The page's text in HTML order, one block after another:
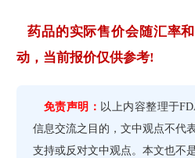
药品的实际售价会随汇率
动，当前报价仅供参考!
免责声明： 以上内容整理于
信息交流之目的，文中观点不代
支持或反对文中观点。本文也不